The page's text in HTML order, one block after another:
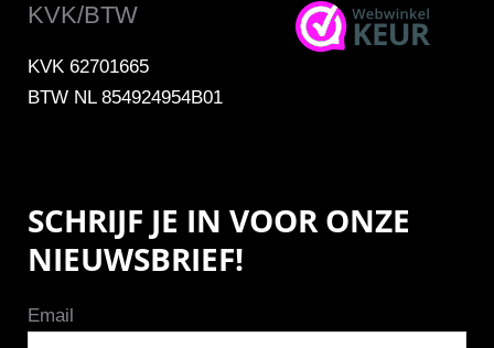
KVK/BTW
KVK 62701665
BTW NL 854924954B01
SCHRIJF JE IN VOOR ONZE
NIEUWSBRIEF!
Email